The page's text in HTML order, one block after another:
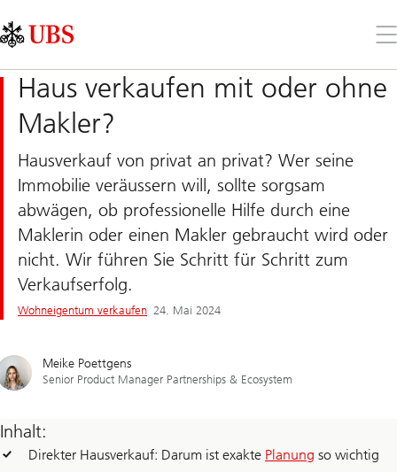
Links
Area
Sie
Haus verkaufen mit oder ohne
Makler?
Hausverkauf von privat an privat? Wer seine
Immobilie veräussern will, sollte sorgsam
abwägen, ob professionelle Hilfe durch eine
Maklerin oder einen Makler gebraucht wird oder
nicht. Wir führen Sie Schritt für Schritt zum
Verkaufserfolg.
Wohneigentum verkaufen​ 24. Mai 2024
Meike Poettgens
Senior Product Manager Partnerships & Ecosystem
Inhalt:
Direkter Hausverkauf: Darum ist exakte Planung so wichtig